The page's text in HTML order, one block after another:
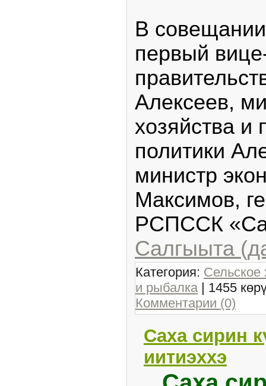
В
первый
Алексеев,
хозяйства и
политики
министр
Максимов,
РСПССК
Салгыыта
Категория: Сельское
и рыбалка | 1455
Комментарии (0)
Саха сирин
иитиэххэ